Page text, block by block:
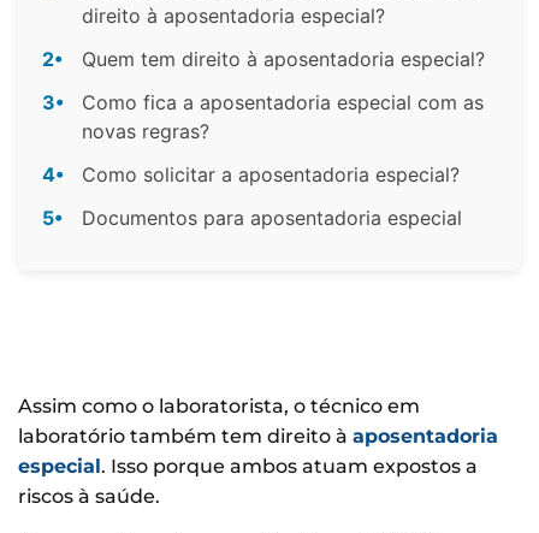
direito à aposentadoria especial?
2•
Quem tem direito à aposentadoria especial?
3•
Como fica a aposentadoria especial com as
novas regras?
4•
Como solicitar a aposentadoria especial?
5•
Documentos para aposentadoria especial
Assim como o laboratorista, o técnico em
laboratório também tem direito à aposentadoria
especial. Isso porque ambos atuam expostos a
riscos à saúde.